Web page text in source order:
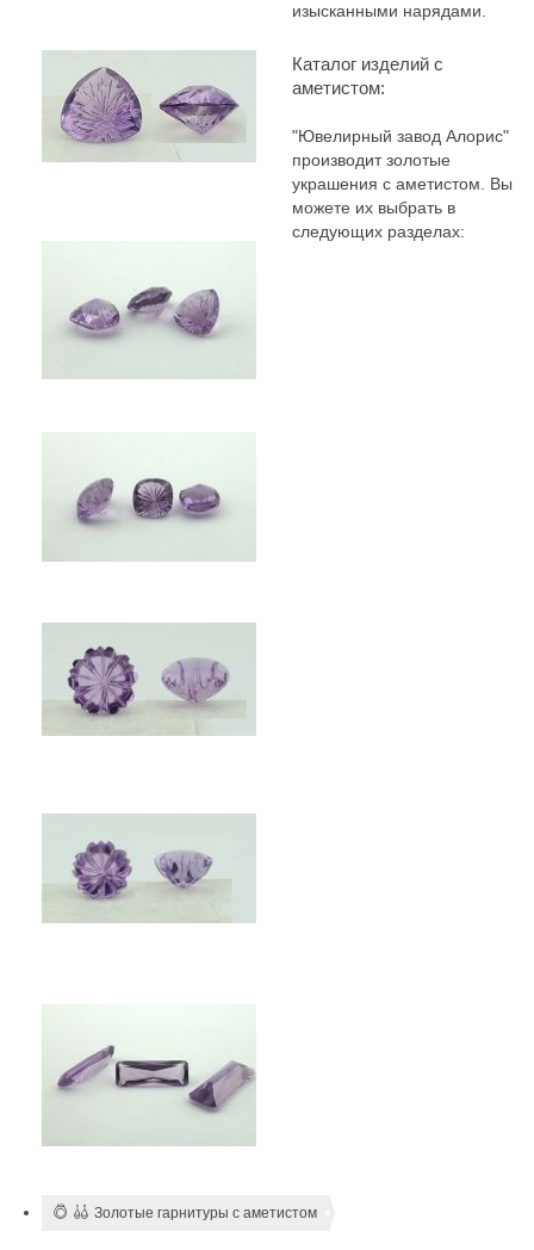
изысканными нарядами.
Каталог изделий с
аметистом:
"Ювелирный завод Алорис"
производит золотые
украшения с аметистом. Вы
можете их выбрать в
следующих разделах:
Золотые гарнитуры с аметистом